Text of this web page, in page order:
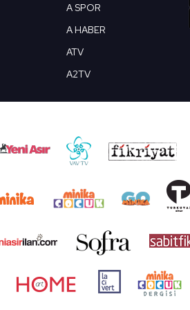
A SPOR
A HABER
ATV
A2TV